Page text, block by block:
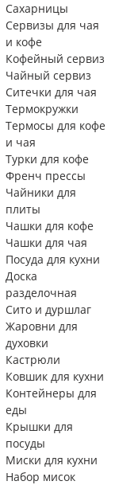
Сахарницы
Сервизы для чая
и кофе
Кофейный сервиз
Чайный сервиз
Ситечки для чая
Термокружки
Термосы для кофе
и чая
Турки для кофе
Френч прессы
Чайники для
плиты
Чашки для кофе
Чашки для чая
Посуда для кухни
Доска
разделочная
Сито и дуршлаг
Жаровни для
духовки
Кастрюли
Ковшик для кухни
Контейнеры для
еды
Крышки для
посуды
Миски для кухни
Набор мисок